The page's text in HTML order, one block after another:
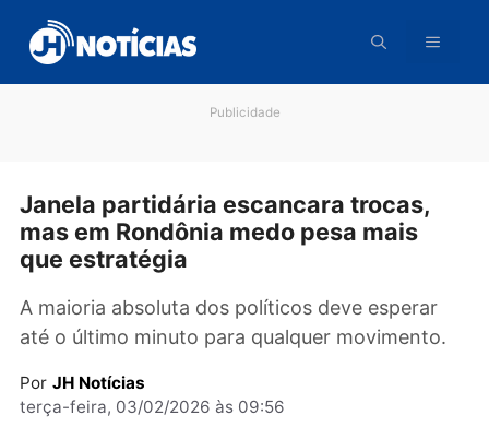
para
conteúdo
Janela partidária escancara trocas,
mas em Rondônia medo pesa mais
A maioria absoluta dos políticos deve esperar
até o último minuto para qualquer
Por